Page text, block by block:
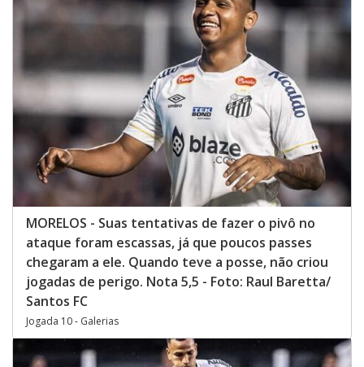
MORELOS - Suas tentativas de fazer o pivô no
ataque foram escassas, já que poucos passes
chegaram a ele. Quando teve a posse, não criou
jogadas de perigo. Nota 5,5 - Foto: Raul Baretta/
Santos FC
Jogada 10 - Galerias